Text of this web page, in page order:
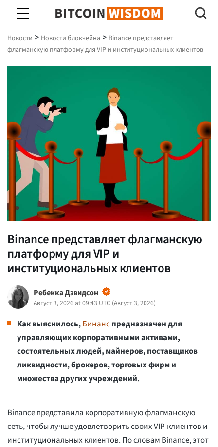
Биткойн Мудрость
Новости > Новости блокчейна > Binance представляет
флагманскую платформу для VIP и институциональных клиентов
Binance представляет флагманскую
платформу для VIP и
институциональных клиентов
Ребекка Дэвидсон
Август 3, 2026 at 09:43 UTC (Август 3, 2026)
Как выяснилось,Бинанспредназначен для
управляющих корпоративными активами,
состоятельных людей, майнеров, поставщиков
ликвидности, брокеров, торговых фирм и
множества других учреждений.
Binance представила корпоративную флагманскую
сеть, чтобы лучше удовлетворить своих VIP-клиентов и
институциональных клиентов. По словам Binance, этот